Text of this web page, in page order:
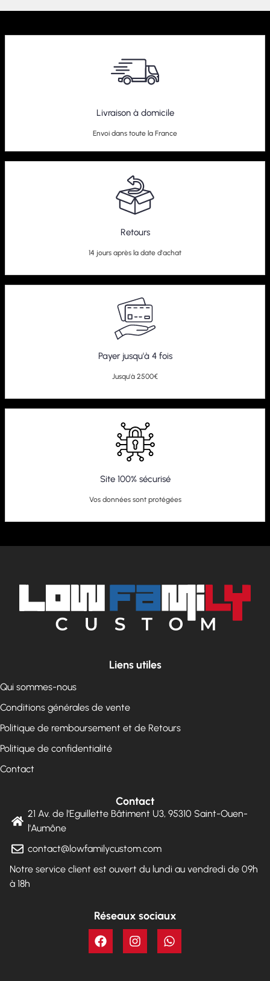
Livraison à domicile
Envoi dans toute la France
Retours
14 jours après la date d'achat
Payer jusqu'à 4 fois
Jusqu'à 2500€
Site 100% sécurisé
Vos données sont protégées
Liens utiles
Qui sommes-nous
Conditions générales de vente
Politique de remboursement et de Retours
Politique de confidentialité
Contact
Contact
21 Av. de l'Eguillette Bâtiment U3, 95310 Saint-Ouen-
l'Aumône
contact@lowfamilycustom.com
Notre service client est ouvert du lundi au vendredi de 09h
à 18h
Réseaux sociaux